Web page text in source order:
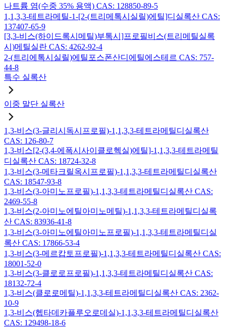
나트륨 염(수중 35% 용액) CAS: 128850-89-5
1,1,3,3-테트라메틸-1-[2-(트리메톡시실릴)에틸]디실록산 CAS:
137407-65-9
[3,3-비스(하이드록시메틸)부톡시]프로필비스(트리메틸실록
시)메틸실란 CAS: 4262-92-4
2-(트리에톡시실릴)에틸포스폰산디에틸에스테르 CAS: 757-
44-8
특수 실록산
이중 말단 실록산
1,3-비스(3-글리시독시프로필)-1,1,3,3-테트라메틸디실록산
CAS: 126-80-7
1,3-비스[2-(3,4-에폭시사이클로헥실)에틸]-1,1,3,3-테트라메틸
디실록산 CAS: 18724-32-8
1,3-비스(3-메타크릴옥시프로필)-1,1,3,3-테트라메틸디실록산
CAS: 18547-93-8
1,3-비스(3-아미노프로필)-1,1,3,3-테트라메틸디실록산 CAS:
2469-55-8
1,3-비스(2-아미노에틸아미노메틸)-1,1,3,3-테트라메틸디실록
산 CAS: 83936-41-8
1,3-비스(3-아미노에틸아미노프로필)-1,1,3,3-테트라메틸디실
록산 CAS: 17866-53-4
1,3-비스(3-메르캅토프로필)-1,1,3,3-테트라메틸디실록산 CAS:
18001-52-0
1,3-비스(3-클로로프로필)-1,1,3,3-테트라메틸디실록산 CAS:
18132-72-4
1,3-비스(클로로메틸)-1,1,3,3-테트라메틸디실록산 CAS: 2362-
10-9
1,3-비스(헵타데카플루오로데실)-1,1,3,3-테트라메틸디실록산
CAS: 129498-18-6